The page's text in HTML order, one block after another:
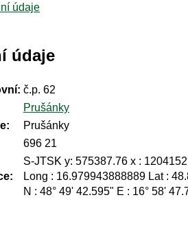
údaje
údaje
č.p. 62
Prušánky
Prušánky
696 21
S-JTSK y: 575387.76 x :
Long : 16.979943888889 Lat :
N : 48° 49' 42.595" E : 16° 58'